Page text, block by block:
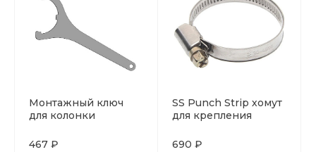
Монтажный ключ
для колонки
467 ₽
SS Punch Strip хомут
для крепления
кабеля
690 ₽